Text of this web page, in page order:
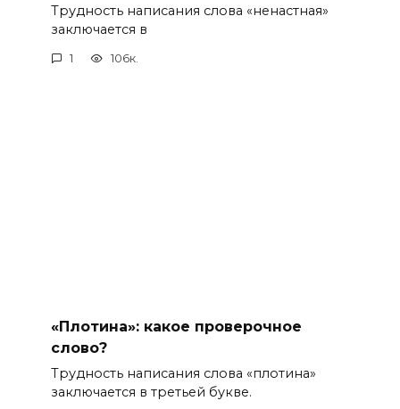
Трудность написания слова «ненастная»
заключается в
1 106к.
«Плотина»: какое проверочное
слово?
Трудность написания слова «плотина»
заключается в третьей букве.